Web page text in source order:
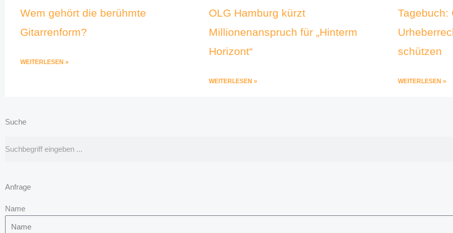
Wem gehört die berühmte
Gitarrenform?
WEITERLESEN »
OLG Hamburg kürzt
Millionenanspruch für „Hinterm
Horizont“
WEITERLESEN »
Tagebuch:
schützen
WEITERLESEN »
Suche
Anfrage
Name